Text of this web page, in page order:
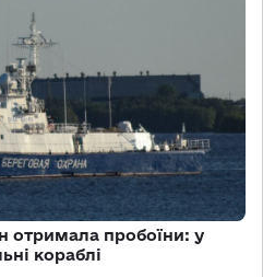
отримала пробоїни: у
кораблі